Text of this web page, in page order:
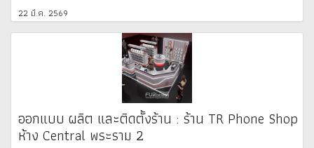
22 มี.ค. 2569
ออกแบบ ผลิต และติดตั้งร้าน : ร้าน TR Phone Shop
ห้าง Central พระราม 2